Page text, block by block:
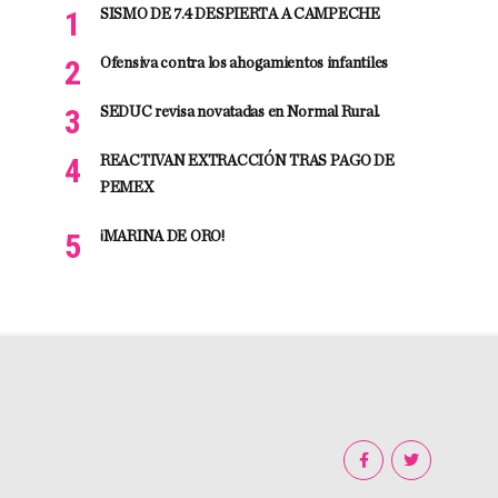
SISMO DE 7.4 DESPIERTA A CAMPECHE
Ofensiva contra los ahogamientos infantiles
SEDUC revisa novatadas en Normal Rural.
REACTIVAN EXTRACCIÓN TRAS PAGO DE
PEMEX
¡MARINA DE ORO!